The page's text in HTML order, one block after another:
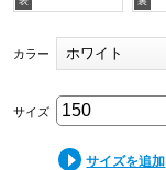
カラー ホワイト
サイズ
サイズを追加